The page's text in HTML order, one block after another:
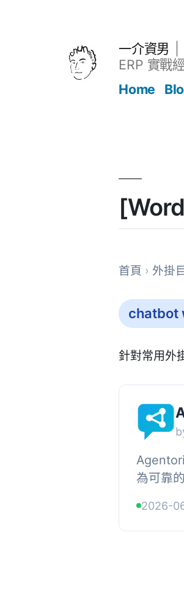
一介資男
ERP 實戰
Home
首頁 › 外掛
chatbot
針對常用外
為可靠
此外掛
2026-